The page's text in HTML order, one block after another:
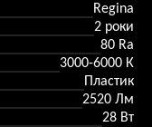
Regina
2 роки
80 Ra
3000-6000 К
Пластик
2520 Лм
28 Вт